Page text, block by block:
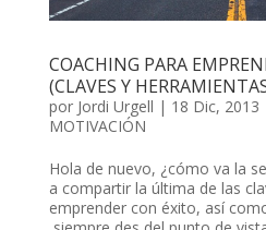
COACHING PARA
(CLAVES Y
por Jordi Urgell | 18 Dic, 2013
MOTIVACIÓN
Hola de nuevo, ¿cómo va la
a compartir la última de las
emprender con éxito, así